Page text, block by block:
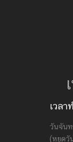
เวลา
วันจัน
(หยุดวั